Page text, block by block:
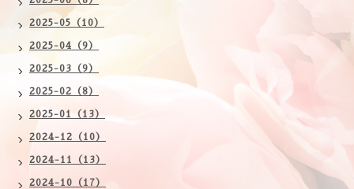
2025-05（10）
2025-04（9）
2025-03（9）
2025-02（8）
2025-01（13）
2024-12（10）
2024-11（13）
2024-10（17）